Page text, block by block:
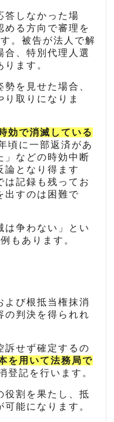
答しなかった場
める方向で審理を
。被告が法人で解
合、特別代理人選
ます。
を見せた場合、
取りになりま
効で消滅している
頃に一部返済があ
」などの時効中断
論となり得ます
は記録も残ってお
出すのは困難で
は争わない」とい
もあります。
よび根抵当権抹消
の判決を得られれ
訴せず確定するの
を用いて法務局で
登記を行います。
役割を果たし、抵
能になります。